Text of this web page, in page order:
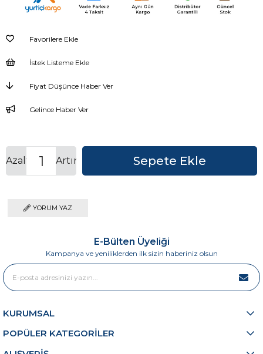
Favorilere Ekle
İstek Listeme Ekle
Fiyat Düşünce Haber Ver
Gelince Haber Ver
Artır
Azalt
YORUM YAZ
E-Bülten Üyeliği
Kampanya ve yeniliklerden ilk sizin haberiniz olsun
KURUMSAL
POPÜLER KATEGORİLER